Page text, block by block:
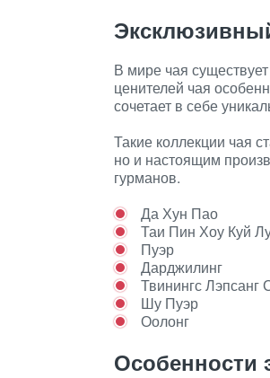
В мире чая
ценителей чая
сочетает в себе
Такие коллекции чая
но и настоящим
гурманов.
Да Хун Пао
Таи Пин Хоу Куй
Пуэр
Дарджилинг
Твинингс Лэпсанг
Шу Пуэр
Оолонг
Особенности